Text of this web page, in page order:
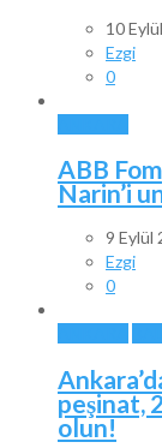
10
Ezgi
0
ABB
Narin’i
9 Eylül
Ezgi
0
peşinat,
olun!